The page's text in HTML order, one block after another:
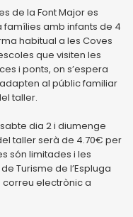
de la Font Major es
amb infants de 4
habitual a les Coves
que visiten les
i ponts, on s’espera
al públic familiar
taller.
dia 2 i diumenge
taller serà de 4.70€ per
són limitades i les
Turisme de l’Espluga
correu electrònic a